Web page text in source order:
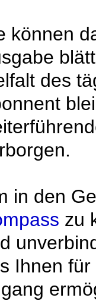
können
des
in den
zu
Ihnen